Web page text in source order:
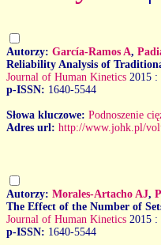
Autorzy: García-Ramos A,
Reliability Analysis of
Journal of Human Kinetics 2015 :
p-ISSN: 1640-5544
Słowa kluczowe: Podnoszenie
Adres url: http://www.johk.pl/
Autorzy: Morales-Artacho AJ,
The Effect of the Number of
Journal of Human Kinetics 2015 :
p-ISSN: 1640-5544